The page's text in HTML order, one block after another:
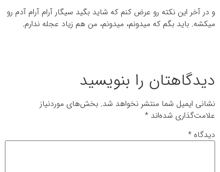
و در آخر این نکته رو عرض کنم که شاید بگید سیگار آرام آرام آدم رو
میکشه. باید بگم که میدونم، میدونم، من هم زیاد عجله ندارم.
دیدگاهتان را بنویسید
نشانی ایمیل شما منتشر نخواهد شد. بخش‌های موردنیاز
علامت‌گذاری شده‌اند *
دیدگاه *